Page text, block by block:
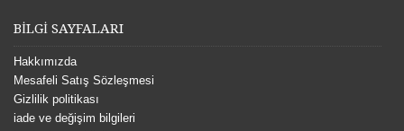
BİLGİ SAYFALARI
Hakkımızda
Mesafeli Satış Sözleşmesi
Gizlilik politikası
iade ve değişim bilgileri